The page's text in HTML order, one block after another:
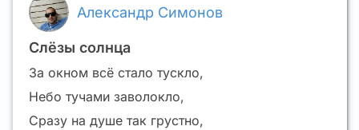
Александр Симонов
Слёзы солнца
За окном всё стало тускло,
Небо тучами заволокло,
Сразу на душе так грустно,